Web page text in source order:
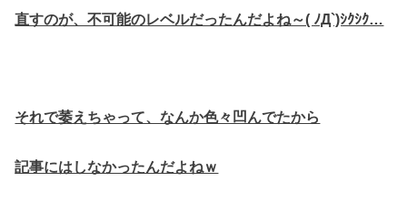
直すのが、不可能のレベルだったんだよね～( ﾉД`)ｼｸｼｸ…
それで萎えちゃって、なんか色々凹んでたから
記事にはしなかったんだよねｗ